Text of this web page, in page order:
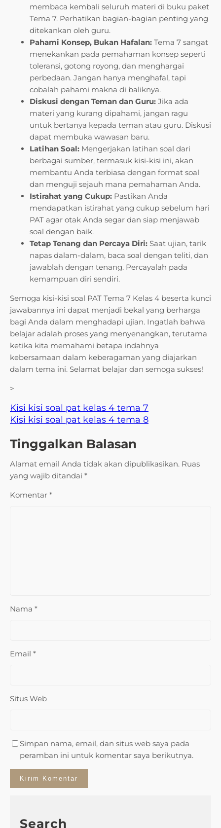
membaca kembali seluruh materi di buku paket
Tema 7. Perhatikan bagian-bagian penting yang
ditekankan oleh guru.
Pahami Konsep, Bukan Hafalan: Tema 7 sangat
menekankan pada pemahaman konsep seperti
toleransi, gotong royong, dan menghargai
perbedaan. Jangan hanya menghafal, tapi
cobalah pahami makna di baliknya.
Diskusi dengan Teman dan Guru: Jika ada
materi yang kurang dipahami, jangan ragu
untuk bertanya kepada teman atau guru. Diskusi
dapat membuka wawasan baru.
Latihan Soal: Mengerjakan latihan soal dari
berbagai sumber, termasuk kisi-kisi ini, akan
membantu Anda terbiasa dengan format soal
dan menguji sejauh mana pemahaman Anda.
Istirahat yang Cukup: Pastikan Anda
mendapatkan istirahat yang cukup sebelum hari
PAT agar otak Anda segar dan siap menjawab
soal dengan baik.
Tetap Tenang dan Percaya Diri: Saat ujian, tarik
napas dalam-dalam, baca soal dengan teliti, dan
jawablah dengan tenang. Percayalah pada
kemampuan diri sendiri.
Semoga kisi-kisi soal PAT Tema 7 Kelas 4 beserta kunci
jawabannya ini dapat menjadi bekal yang berharga
bagi Anda dalam menghadapi ujian. Ingatlah bahwa
belajar adalah proses yang menyenangkan, terutama
ketika kita memahami betapa indahnya
kebersamaan dalam keberagaman yang diajarkan
dalam tema ini. Selamat belajar dan semoga sukses!
>
Kisi kisi soal pat kelas 4 tema 7
Kisi kisi soal pat kelas 4 tema 8
Tinggalkan Balasan
Alamat email Anda tidak akan dipublikasikan. Ruas
yang wajib ditandai *
Komentar *
Nama *
Email *
Situs Web
Simpan nama, email, dan situs web saya pada
peramban ini untuk komentar saya berikutnya.
Search